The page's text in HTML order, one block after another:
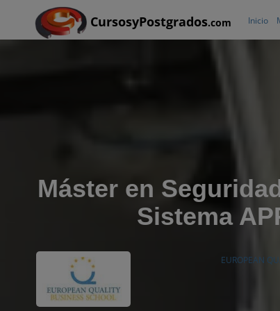
CursosyPostgrados.com Inicio
Máster en
Sistema
EUROPEAN